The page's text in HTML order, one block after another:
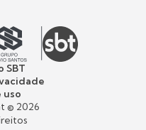
SBT
uso
© 2026